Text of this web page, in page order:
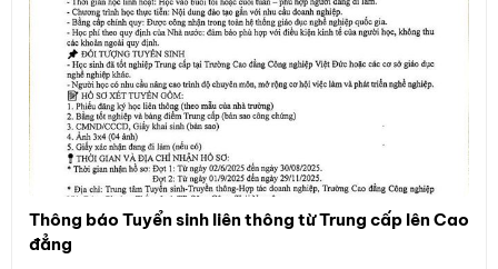
Thông báo Tuyển sinh liên thông từ Trung cấp lên Cao
đẳng